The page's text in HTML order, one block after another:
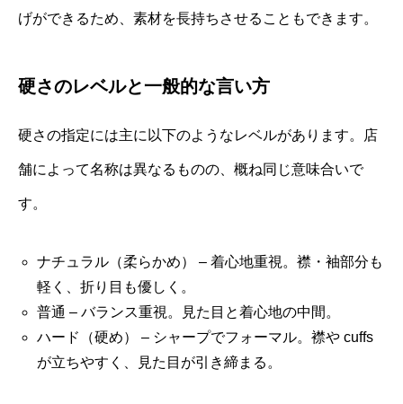
げができるため、素材を長持ちさせることもできます。
硬さのレベルと一般的な言い方
硬さの指定には主に以下のようなレベルがあります。店
舗によって名称は異なるものの、概ね同じ意味合いで
す。
ナチュラル（柔らかめ） – 着心地重視。襟・袖部分も
軽く、折り目も優しく。
普通 – バランス重視。見た目と着心地の中間。
ハード（硬め） – シャープでフォーマル。襟や cuffs
が立ちやすく、見た目が引き締まる。